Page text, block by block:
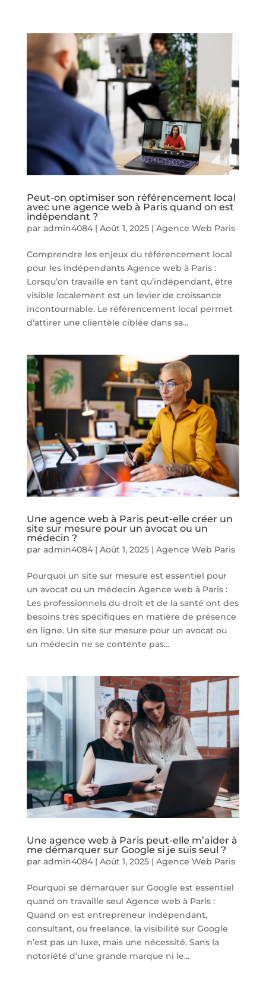
Peut-on optimiser son référencement local
avec une agence web à Paris quand on est
indépendant ?
par admin4084| Août 1, 2025| Agence Web Paris
Comprendre les enjeux du référencement local
pour les indépendants Agence web à Paris :
Lorsqu’on travaille en tant qu’indépendant, être
visible localement est un levier de croissance
incontournable. Le référencement local permet
d’attirer une clientèle ciblée dans sa...
Une agence web à Paris peut-elle créer un
site sur mesure pour un avocat ou un
médecin ?
par admin4084| Août 1, 2025| Agence Web Paris
Pourquoi un site sur mesure est essentiel pour
un avocat ou un médecin Agence web à Paris :
Les professionnels du droit et de la santé ont des
besoins très spécifiques en matière de présence
en ligne. Un site sur mesure pour un avocat ou
un médecin ne se contente pas...
Une agence web à Paris peut-elle m’aider à
me démarquer sur Google si je suis seul ?
par admin4084| Août 1, 2025| Agence Web Paris
Pourquoi se démarquer sur Google est essentiel
quand on travaille seul Agence web à Paris :
Quand on est entrepreneur indépendant,
consultant, ou freelance, la visibilité sur Google
n’est pas un luxe, mais une nécessité. Sans la
notoriété d’une grande marque ni le...